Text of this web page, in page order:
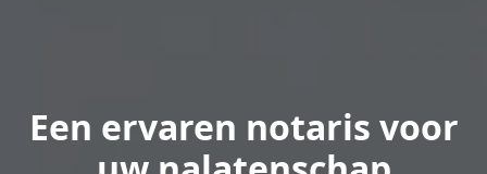
Een ervaren notaris voor